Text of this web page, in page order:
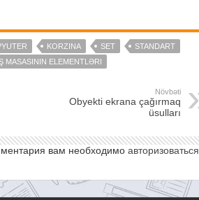
KORZINA SET
STANDART
MASASININ ELEMENTLƏRI
Növbəti
Obyekti ekrana çağırmaq
üsulları
вам необходимо авторизоваться